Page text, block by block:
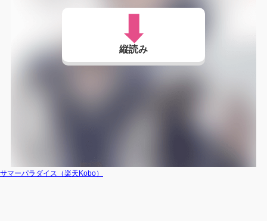
縦読み
サマーパラダイス（楽天Kobo）